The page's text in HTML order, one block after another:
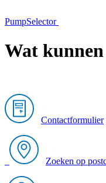
PumpSelector
Wat
Contactformulier
Zoeken op